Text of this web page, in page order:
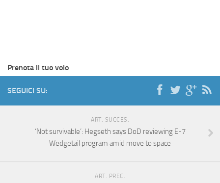
Prenota il tuo volo
SEGUICI SU:
ART. SUCCES.
‘Not survivable’: Hegseth says DoD reviewing E-7
Wedgetail program amid move to space
ART. PREC.